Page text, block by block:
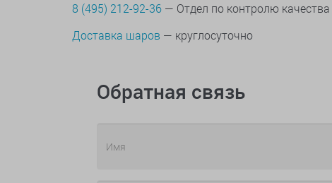
8 (495) 212-92-36 — Отдел по контролю качества
Доставка шаров — круглосуточно
Обратная связь